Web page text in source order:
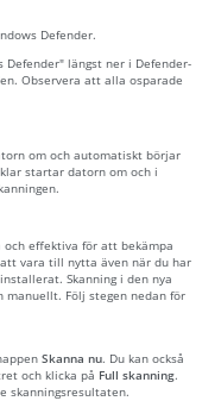
Defender.
Defender" längst ner i Defender-
Observera att alla osparade
om och automatiskt börjar
startar datorn om och i
effektiva för att bekämpa
vara till nytta även när du har
Skanning i den nya
Följ stegen nedan för
Skanna nu. Du kan också
och klicka på Full skanning.
skanningsresultaten.